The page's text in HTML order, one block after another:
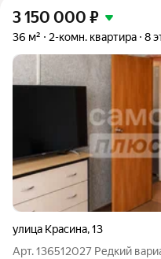
3 150 000 ₽
36 м² 2-комн. квартира 8
улица Красина,13
Арт. 136512027 Редкий